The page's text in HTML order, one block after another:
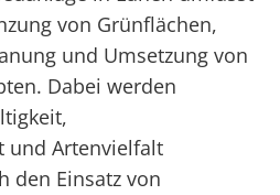
von Grünflächen,
und Umsetzung von
Dabei werden
und Artenvielfalt
den Einsatz von